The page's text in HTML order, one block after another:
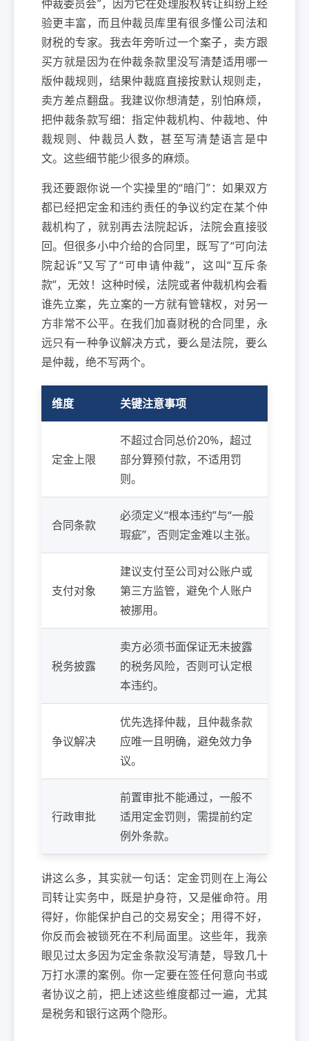
仲裁委员会”，因为它在处理股权转让纠纷上经
验更丰富，而且仲裁员库里有很多懂公司法和
财税的专家。我去年旁听过一个案子，卖方跟
买方就是因为在仲裁条款里没写清楚适用哪一
版仲裁规则，结果仲裁庭直接按默认规则走，
卖方差点翻盘。我建议你想清楚，别怕麻烦，
把仲裁条款写细：指定仲裁机构、仲裁地、仲
裁规则、仲裁员人数，甚至写清楚语言是中
文。这些细节能少很多的麻烦。
我还要跟你说一个实操里的“暗门”：如果双方
都已经把定金和违约责任的争议约定在某个仲
裁机构了，就别再去法院起诉，法院会直接驳
回。但很多小中介给的合同里，既写了“可向法
院起诉”又写了“可申请仲裁”，这叫“互斥条
款”，无效！这种时候，法院或者仲裁机构会看
谁先立案，先立案的一方就有管辖权，对另一
方非常不公平。在我们加喜财税的合同里，永
远只有一种争议解决方式，要么是法院，要么
是仲裁，绝不写两个。
维度 关键注意事项
定金上限
不超过合同总价20%，超过
部分算预付款，不适用罚
则。
合同条款
必须定义“根本违约”与“一般
瑕疵”，否则定金难以主张。
支付对象
建议支付至公司对公账户或
第三方监管，避免个人账户
被挪用。
税务披露
卖方必须书面保证无未披露
的税务风险，否则可认定根
本违约。
争议解决
优先选择仲裁，且仲裁条款
应唯一且明确，避免效力争
议。
行政审批
前置审批不能通过，一般不
适用定金罚则，需提前约定
例外条款。
讲这么多，其实就一句话：定金罚则在上海公
司转让实务中，既是护身符，又是催命符。用
得好，你能保护自己的交易安全；用得不好，
你反而会被锁死在不利局面里。这些年，我亲
眼见过太多因为定金条款没写清楚，导致几十
万打水漂的案例。你一定要在签任何意向书或
者协议之前，把上述这些维度都过一遍，尤其
是税务和银行这两个隐形。